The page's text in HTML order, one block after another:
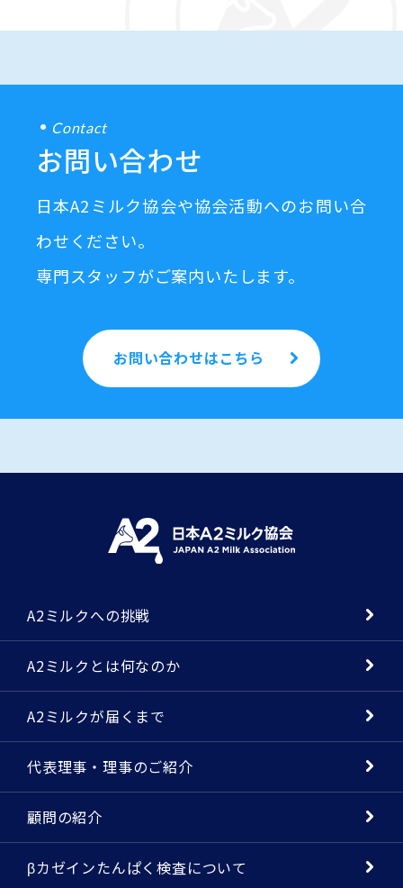
Contact
お問い合わせ
日本A2ミルク協会や協会活動へのお問い合
わせください。
専門スタッフがご案内いたします。
お問い合わせはこちら
A2ミルクへの挑戦
A2ミルクとは何なのか
A2ミルクが届くまで
代表理事・理事のご紹介
顧問の紹介
βカゼインたんぱく検査について